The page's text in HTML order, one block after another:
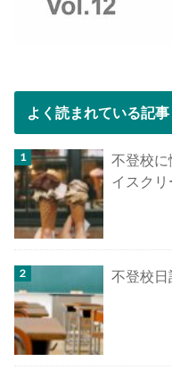
よく読まれている記事
不登校に
イスク
不登校日